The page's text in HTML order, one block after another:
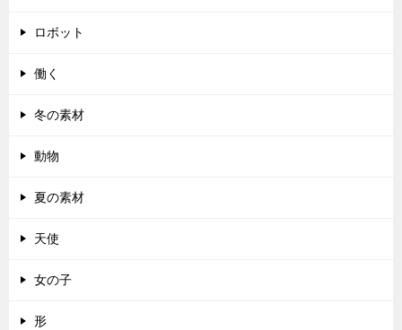
ロボット
働く
冬の素材
動物
夏の素材
天使
女の子
形